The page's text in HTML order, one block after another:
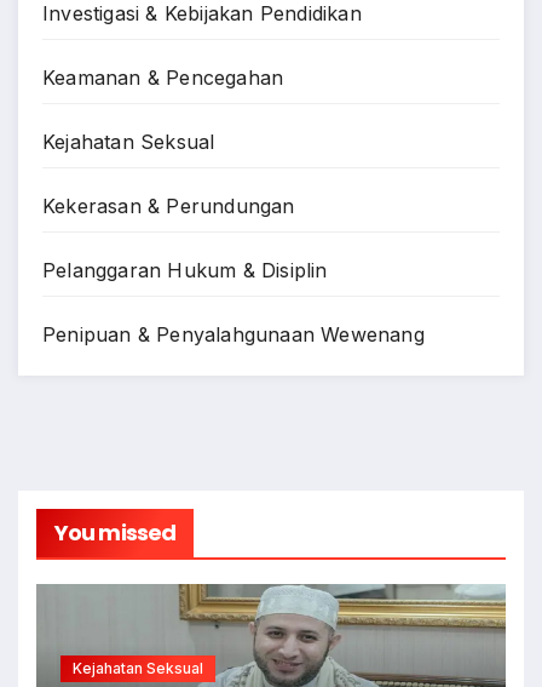
Investigasi & Kebijakan Pendidikan
Keamanan & Pencegahan
Kejahatan Seksual
Kekerasan & Perundungan
Pelanggaran Hukum & Disiplin
Penipuan & Penyalahgunaan Wewenang
You missed
Kejahatan Seksual